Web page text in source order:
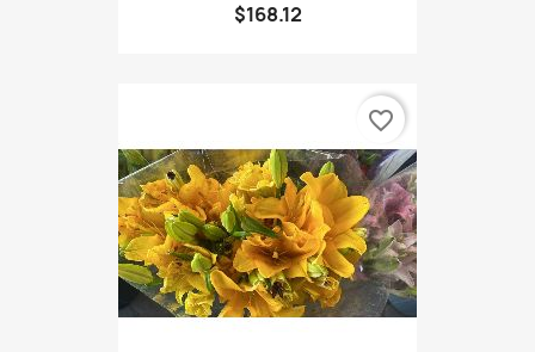
$168.12
favorite_border